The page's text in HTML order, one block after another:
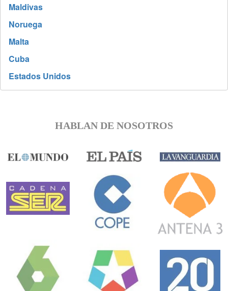
Maldivas
Noruega
Malta
Cuba
Estados Unidos
HABLAN DE NOSOTROS